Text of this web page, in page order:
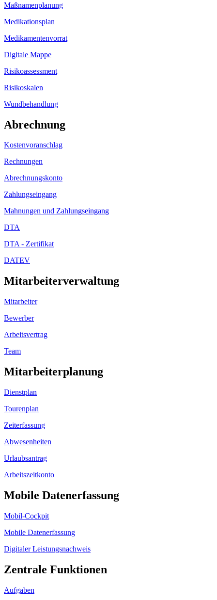
Maßnamenplanung
Medikationsplan
Medikamentenvorrat
Digitale Mappe
Risikoassessment
Risikoskalen
Wundbehandlung
Abrechnung
Kostenvoranschlag
Rechnungen
Abrechnungskonto
Zahlungseingang
Mahnungen und Zahlungseingang
DTA
DTA - Zertifikat
DATEV
Mitarbeiterverwaltung
Mitarbeiter
Bewerber
Arbeitsvertrag
Team
Mitarbeiterplanung
Dienstplan
Tourenplan
Zeiterfassung
Abwesenheiten
Urlaubsantrag
Arbeitszeitkonto
Mobile Datenerfassung
Mobil-Cockpit
Mobile Datenerfassung
Digitaler Leistungsnachweis
Zentrale Funktionen
Aufgaben